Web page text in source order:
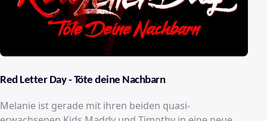
Red Letter Day - Töte deine Nachbarn
Melanie ist gerade mit ihren beiden quasi-